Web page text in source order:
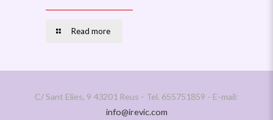
Read more
C/ Sant Elies, 9 43201 Reus - Tel. 655751859 - E-mail:
info@irevic.com